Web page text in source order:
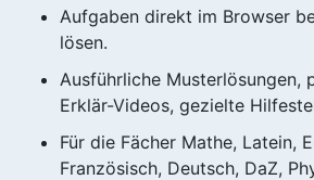
Aufgaben direkt im Browser
lösen.
Ausführliche Musterlösungen,
Erklär-Videos, gezielte
Für die Fächer Mathe, Latein,
Französisch, Deutsch, DaZ,